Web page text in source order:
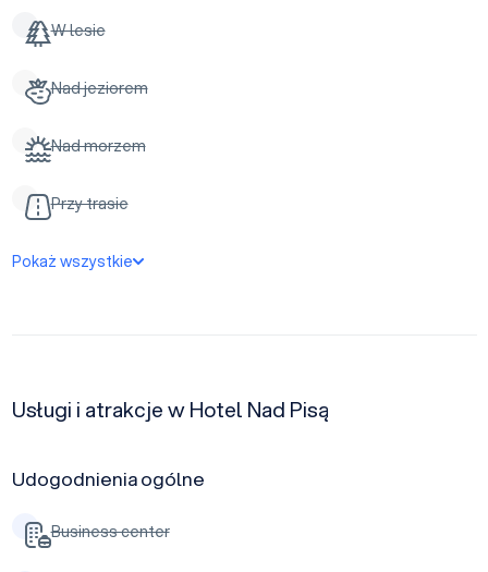
W lesie
Nad jeziorem
Nad morzem
Przy trasie
Pokaż wszystkie
Usługi i atrakcje w Hotel Nad Pisą
Udogodnienia ogólne
Business center